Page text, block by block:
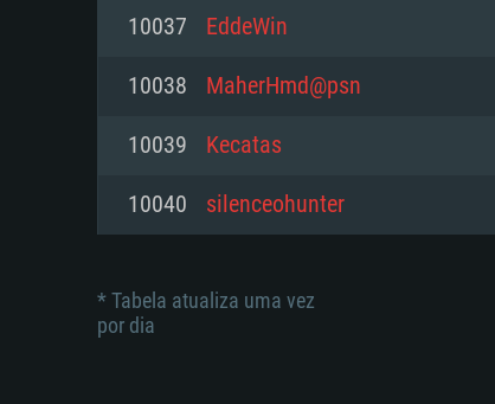
Network: Internet de banda
Disco: 23,1 GB
mínima suportada: 720p com
Network: Internet de banda
Disco: 21,5 GB
Vulkan (não mais de 6
suportada: 720p.
Network: Internet de banda
Disco: 21,5 GB
10037 EddeWin
10038 MaherHmd@psn
10039 Kecatas
10040 silenceohunter
* Tabela atualiza uma vez
por dia